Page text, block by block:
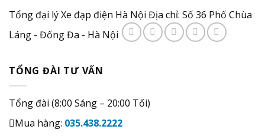
Tổng đại lý Xe đạp điện Hà Nội Địa chỉ: Số 36 Phố Chùa
Láng - Đống Đa - Hà Nội
TỔNG ĐÀI TƯ VẤN
Tổng đài (8:00 Sáng – 20:00 Tối)
Mua hàng: 035.438.2222